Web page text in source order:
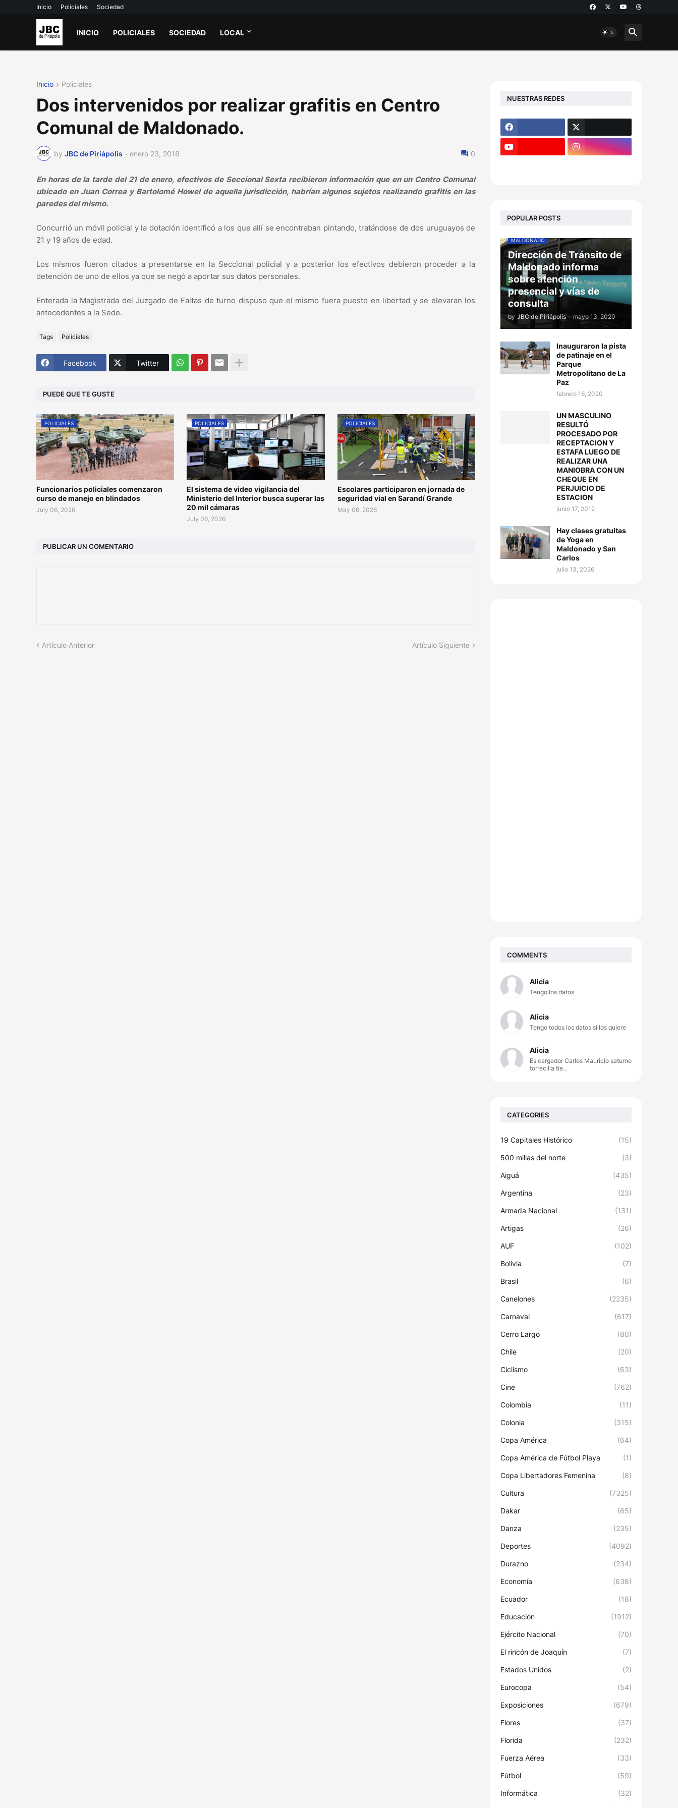
Inicio Policiales Sociedad
INICIO POLICIALES SOCIEDAD LOCAL
Inicio Policiales
Dos intervenidos por realizar grafitis en Centro
Comunal de Maldonado.
by JBC de Piriápolis - enero 23, 2016 0
En horas de la tarde del 21 de enero, efectivos de Seccional Sexta recibieron información que en un Centro Comunal
ubicado en Juan Correa y Bartolomé Howel de aquella jurisdicción, habrían algunos sujetos realizando grafitis en las
paredes del mismo.
Concurrió un móvil policial y la dotación identificó a los que allí se encontraban pintando, tratándose de dos uruguayos de
21 y 19 años de edad.
Los mismos fueron citados a presentarse en la Seccional policial y a posterior los efectivos debieron proceder a la
detención de uno de ellos ya que se negó a aportar sus datos personales.
Enterada la Magistrada del Juzgado de Faltas de turno dispuso que el mismo fuera puesto en libertad y se elevaran los
antecedentes a la Sede.
Tags Policiales
Facebook Twitter
PUEDE QUE TE GUSTE
POLICIALES
Funcionarios policiales comenzaron
curso de manejo en blindados
July 06, 2026
POLICIALES
El sistema de video vigilancia del
Ministerio del Interior busca superar las
20 mil cámaras
July 06, 2026
POLICIALES
Escolares participaron en jornada de
seguridad vial en Sarandí Grande
May 06, 2026
PUBLICAR UN COMENTARIO
Artículo Anterior Artículo Siguiente
NUESTRAS REDES
POPULAR POSTS
MALDONADO
Dirección de Tránsito de
Maldonado informa
sobre atención
presencial y vías de
consulta
by JBC de Piriápolis - mayo 13, 2020
Inauguraron la pista
de patinaje en el
Parque
Metropolitano de La
Paz
febrero 16, 2020
UN MASCULINO
RESULTÓ
PROCESADO POR
RECEPTACION Y
ESTAFA LUEGO DE
REALIZAR UNA
MANIOBRA CON UN
CHEQUE EN
PERJUICIO DE
ESTACION
junio 17, 2012
Hay clases gratuitas
de Yoga en
Maldonado y San
Carlos
julio 13, 2026
COMMENTS
Alicia
Tengo los datos
Alicia
Tengo todos los datos si los quiere
Alicia
Es cargador Carlos Mauricio saturno
torrecilla tie...
CATEGORIES
19 Capitales Histórico (15)
500 millas del norte (3)
Aiguá (435)
Argentina (23)
Armada Nacional (131)
Artigas (26)
AUF (102)
Bolivia (7)
Brasil (6)
Canelones (2235)
Carnaval (617)
Cerro Largo (80)
Chile (20)
Ciclismo (63)
Cine (762)
Colombia (11)
Colonia (315)
Copa América (64)
Copa América de Fútbol Playa (1)
Copa Libertadores Femenina (8)
Cultura (7325)
Dakar (65)
Danza (235)
Deportes (4092)
Durazno (234)
Economía (638)
Ecuador (18)
Educación (1912)
Ejército Nacional (70)
El rincón de Joaquín (7)
Estados Unidos (2)
Eurocopa (54)
Exposiciones (679)
Flores (37)
Florida (232)
Fuerza Aérea (33)
Fútbol (59)
Informática (32)